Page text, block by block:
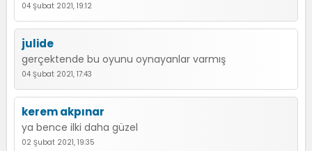
04 Şubat 2021, 19:12
julide
gerçektende bu oyunu oynayanlar varmış
04 Şubat 2021, 17:43
kerem akpınar
ya bence ilki daha güzel
02 Şubat 2021, 19:35